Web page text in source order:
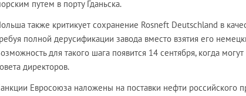
путем в порту Гданьска.
также критикует сохранение Rosneft Deutschland в
полной дерусификации завода вместо взятия его
для такого шага появится 14 сентября, когда
директоров.
Евросоюза наложены на поставки нефти российского